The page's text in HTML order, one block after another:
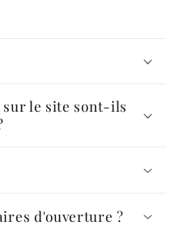
le site sont-ils
d'ouverture ?